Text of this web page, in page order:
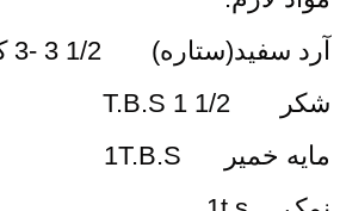
آرد سفید(ستاره) 1/2 3 -3 کپ
شکر 1/2 1 T.B.S
مایه خمیر 1T.B.S